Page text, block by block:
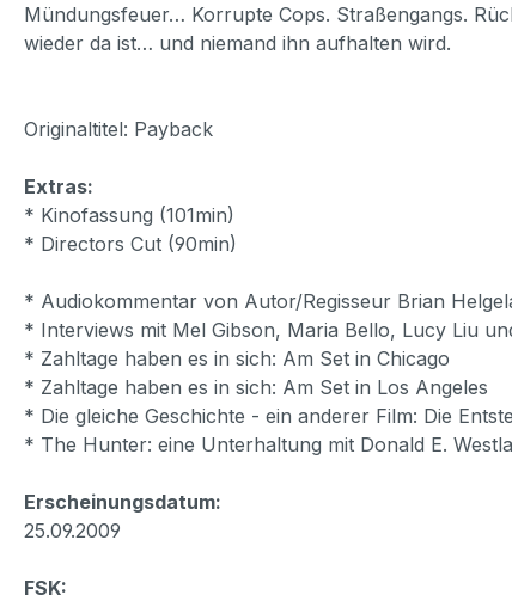
Mündungsfeuer… Korrupte Cops. Straßengangs.
wieder da ist… und niemand ihn aufhalten wird.
Originaltitel: Payback
Extras:
* Kinofassung (101min)
* Directors Cut (90min)
* Audiokommentar von Autor/Regisseur Brian
* Interviews mit Mel Gibson, Maria Bello, Lucy Liu
* Zahltage haben es in sich: Am Set in Chicago
* Zahltage haben es in sich: Am Set in Los Angeles
* Die gleiche Geschichte - ein anderer Film: Die
* The Hunter: eine Unterhaltung mit Donald E.
Erscheinungsdatum:
25.09.2009
FSK: